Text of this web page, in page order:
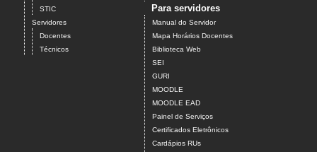
STIC
Servidores
Docentes
Técnicos
Para servidores
Manual do Servidor
Mapa Horários Docentes
Biblioteca Web
SEI
GURI
MOODLE
MOODLE EAD
Painel de Serviços
Certificados Eletrônicos
Cardápios RUs